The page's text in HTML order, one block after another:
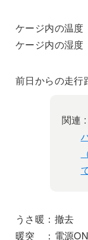
ケージ内の温度
ケージ内の湿度
前日からの走行
関連 :
うさ暖：撤去
暖突 ：電源ON